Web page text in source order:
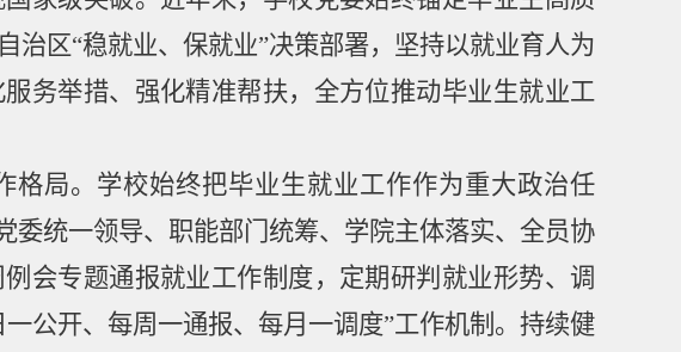
治区“稳就业、保就业”决策部署，坚持以就业育人为
务举措、强化精准帮扶，全方位推动毕业生就业工
局。 学校始终把毕业生就业工作作为重大政治任
委统一领导、职能部门统筹、学院主体落实、全员协
会专题通报就业工作制度，定期研判就业形势、调
一公开、每周一通报、每月一调度”工作机制。持续健